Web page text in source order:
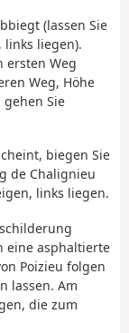
(lassen Sie
liegen).
ersten Weg
Weg, Höhe
Sie
biegen Sie
de Chalignieu
links liegen.
eine asphaltierte
Poizieu folgen
lassen. Am
die zum